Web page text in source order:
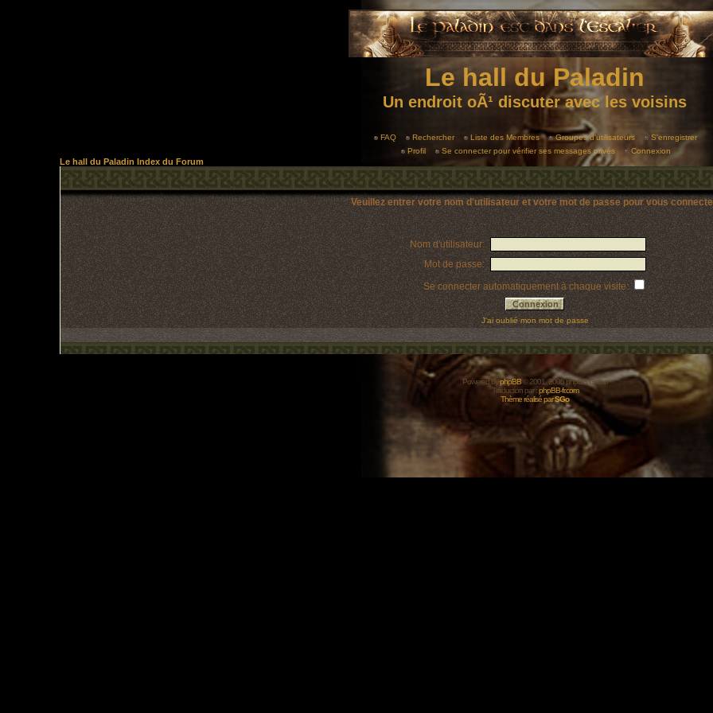
Le hall du Paladin
Un endroit oÃ¹ discuter avec les voisins
FAQ Rechercher Liste des Membres Groupes d'utilisateurs
S'enregistrer
Profil
Se connecter pour vérifier ses messages privés Connexion
Le hall du Paladin Index du Forum
Veuillez entrer votre nom d'utilisateur et votre mot de passe pour vous
Nom d'utilisateur:
Mot de passe:
Se connecter automatiquement à chaque visite:
J'ai oublié mon mot de passe
Powered byphpBB© 2001, 2005 phpBB Group
Traduction par :phpBB-fr.com
Thème réalisé parSGo